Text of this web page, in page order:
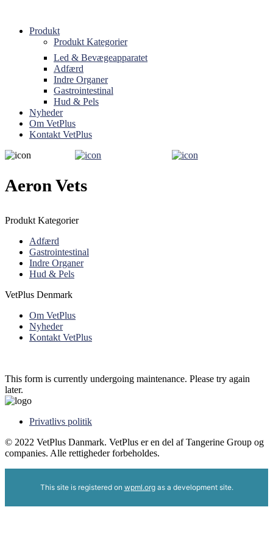
Produkt
Produkt Kategorier
Led & Bevægeapparatet
Adfærd
Indre Organer
Gastrointestinal
Hud & Pels
Nyheder
Om VetPlus
Kontakt VetPlus
Aeron Vets
Produkt Kategorier
Adfærd
Gastrointestinal
Indre Organer
Hud & Pels
VetPlus Denmark
Om VetPlus
Nyheder
Kontakt VetPlus
This form is currently undergoing maintenance. Please try again
later.
Privatlivs politik
© 2022 VetPlus Danmark. VetPlus er en del af Tangerine Group og
companies. Alle rettigheder forbeholdes.
This site is registered on wpml.orgas a development site.